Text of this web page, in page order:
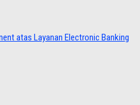
atas Layanan Electronic Banking